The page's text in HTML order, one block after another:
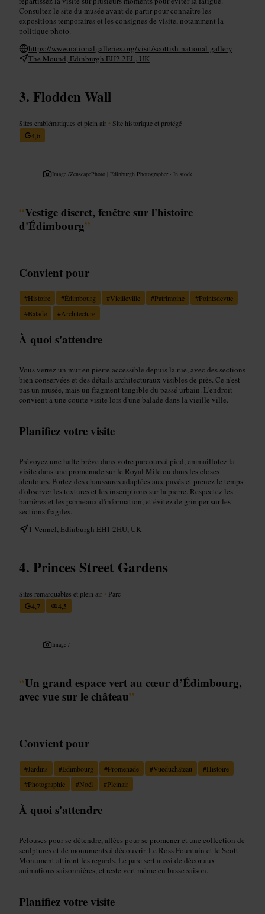
Consultez le site du musée avant de partir pour connaître les
expositions temporaires et les consignes de visite, notamment la
politique photo.
https://www.nationalgalleries.org/visit/scottish-national-gallery
The Mound, Edinburgh EH2 2EL, UK
Flodden Wall
Sites emblématiques et plein air • Site historique et protégé
4,6
Image /ZenscapePhoto | Edinburgh Photographer · In stock
“Vestige discret, fenêtre sur l'histoire
d'Édimbourg”
Convient pour
#Histoire #Édimbourg #Vieilleville #Patrimoine #Pointsdevue
#Balade #Architecture
À quoi s'attendre
Vous verrez un mur en pierre accessible depuis la rue, avec des sections
bien conservées et des détails architecturaux visibles de près. Ce n'est
pas un musée, mais un fragment tangible du passé urbain. L'endroit
convient à une courte visite lors d'une balade dans la vieille ville.
Planifiez votre visite
Prévoyez une halte brève dans votre parcours à pied, emmaillotez la
visite dans une promenade sur le Royal Mile ou dans les closes
alentours. Portez des chaussures adaptées aux pavés et prenez le temps
d'observer les textures et les inscriptions sur la pierre. Respectez les
barrières et les panneaux d'information, et évitez de grimper sur les
sections fragiles.
1 Vennel, Edinburgh EH1 2HU, UK
Princes Street Gardens
Sites remarquables et plein air • Parc
4,7
4,5
Image /
“Un grand espace vert au cœur d’Édimbourg,
avec vue sur le château”
Convient pour
#Jardins #Édimbourg #Promenade #Vueduchâteau #Histoire
#Photographie #Noël #Pleinair
À quoi s'attendre
Pelouses pour se détendre, allées pour se promener et une collection de
sculptures et de monuments à découvrir. Le Ross Fountain et le Scott
Monument attirent les regards. Le parc sert aussi de décor aux
animations saisonnières, et reste vert même en basse saison.
Planifiez votre visite